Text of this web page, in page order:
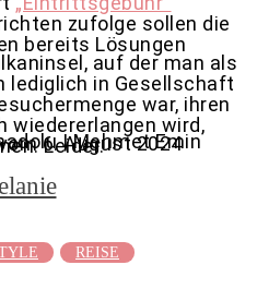
zufolge sollen die
bereits Lösungen
auf der man als
lediglich in Gesellschaft
war, ihren
wiedererlangen wird,
Leider.
6. August 2024
| Mehmet Emin
REISE